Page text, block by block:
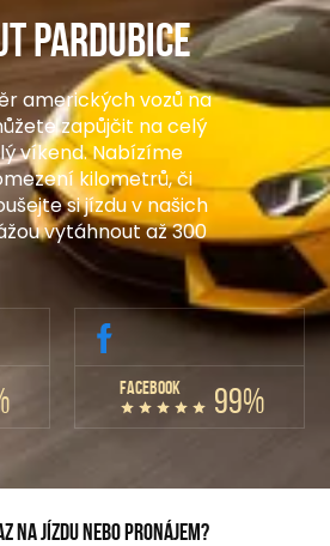
Pardubice
amerických vozů na
zapůjčit na celý
víkend. Nabízíme
kilometrů, či
si jízdu v našich
vytáhnout až 300
FACEBOOK 99%
na jízdu nebo pronájem?